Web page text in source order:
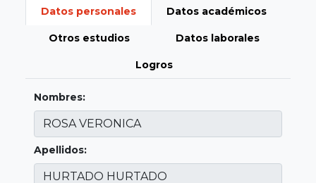
Datos personales Datos académicos
Otros estudios Datos laborales
Logros
Nombres:
Apellidos: